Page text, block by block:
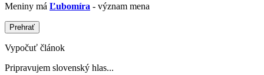
Meniny má Ľubomíra - význam mena
Prehrať
Vypočuť článok
Pripravujem slovenský hlas...